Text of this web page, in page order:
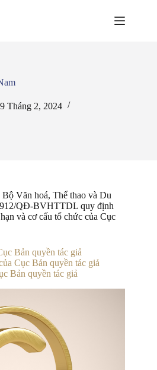
Tháng 2, 2024
Văn hoá, Thể thao và Du
912/QĐ-BVHTTDL quy định
và cơ cấu tổ chức của Cục
Bản quyền tác giả
Cục Bản quyền tác giả
Bản quyền tác giả